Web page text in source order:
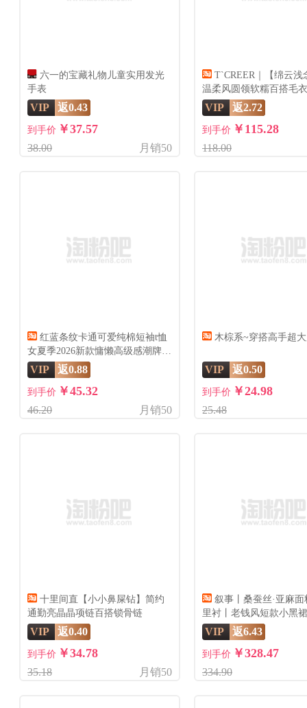
六一的宝藏礼物儿童实用发光
手表
VIP 返0.43
到手价 ￥37.57
38.00 月销50
T`CREER｜【绵云浅
温柔风圆领软糯百搭毛
VIP 返2.72
到手价 ￥115.28
118.00
红蓝条纹卡通可爱纯棉短袖t恤
女夏季2026新款慵懒高级感潮牌上
衣
VIP 返0.88
到手价 ￥45.32
46.20 月销50
木棕系~穿搭高手超
VIP 返0.50
到手价 ￥24.98
25.48
十里间直【小小鼻屎钻】简约
通勤亮晶晶项链百搭锁骨链
VIP 返0.40
到手价 ￥34.78
35.18 月销50
叙事丨桑蚕丝·亚麻面
里衬丨老钱风短款小黑
裙-6976
VIP 返6.43
到手价 ￥328.47
334.90